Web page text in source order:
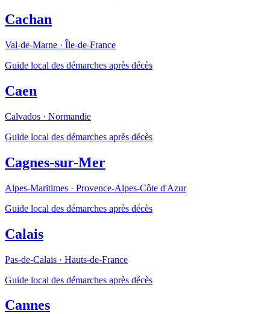
Cachan
Val-de-Marne · Île-de-France
Guide local des démarches après décès
Caen
Calvados · Normandie
Guide local des démarches après décès
Cagnes-sur-Mer
Alpes-Maritimes · Provence-Alpes-Côte d'Azur
Guide local des démarches après décès
Calais
Pas-de-Calais · Hauts-de-France
Guide local des démarches après décès
Cannes